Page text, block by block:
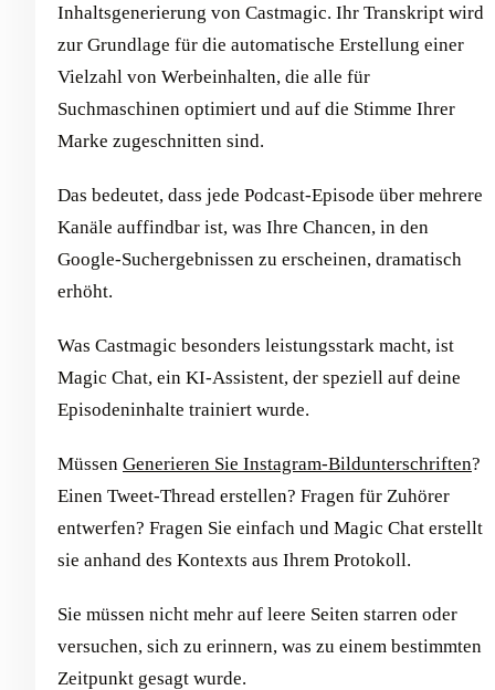
Inhaltsgenerierung von Castmagic. Ihr Transkript wird
zur Grundlage für die automatische Erstellung einer
Vielzahl von Werbeinhalten, die alle für
Suchmaschinen optimiert und auf die Stimme Ihrer
Marke zugeschnitten sind.
Das bedeutet, dass jede Podcast-Episode über mehrere
Kanäle auffindbar ist, was Ihre Chancen, in den
Google-Suchergebnissen zu erscheinen, dramatisch
erhöht.
Was Castmagic besonders leistungsstark macht, ist
Magic Chat, ein KI-Assistent, der speziell auf deine
Episodeninhalte trainiert wurde.
Müssen Generieren Sie Instagram-Bildunterschriften?
Einen Tweet-Thread erstellen? Fragen für Zuhörer
entwerfen? Fragen Sie einfach und Magic Chat erstellt
sie anhand des Kontexts aus Ihrem Protokoll.
Sie müssen nicht mehr auf leere Seiten starren oder
versuchen, sich zu erinnern, was zu einem bestimmten
Zeitpunkt gesagt wurde.